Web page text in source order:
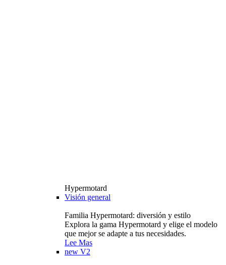
Hypermotard
Visión general
Familia Hypermotard: diversión y estilo
Explora la gama Hypermotard y elige el modelo
que mejor se adapte a tus necesidades.
Lee Mas
new V2